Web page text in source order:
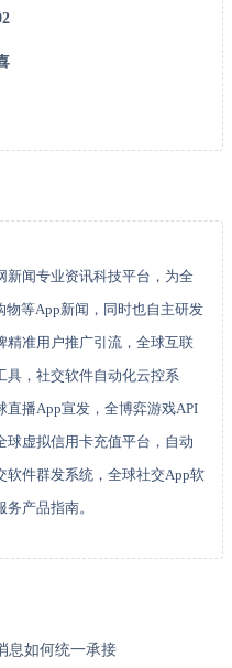
新闻专业资讯科技平台，为全
等App新闻，同时也自主研发
精准用户推广引流，全球互联
具，社交软件自动化云控系
直播App宣发，全博弈游戏API
球虚拟信用卡充值平台，自动
软件群发系统，全球社交App软
产品指南。
息如何统一承接